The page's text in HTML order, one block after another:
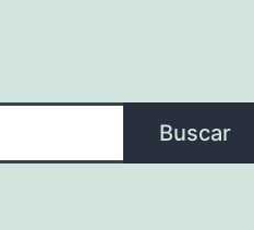
Buscar